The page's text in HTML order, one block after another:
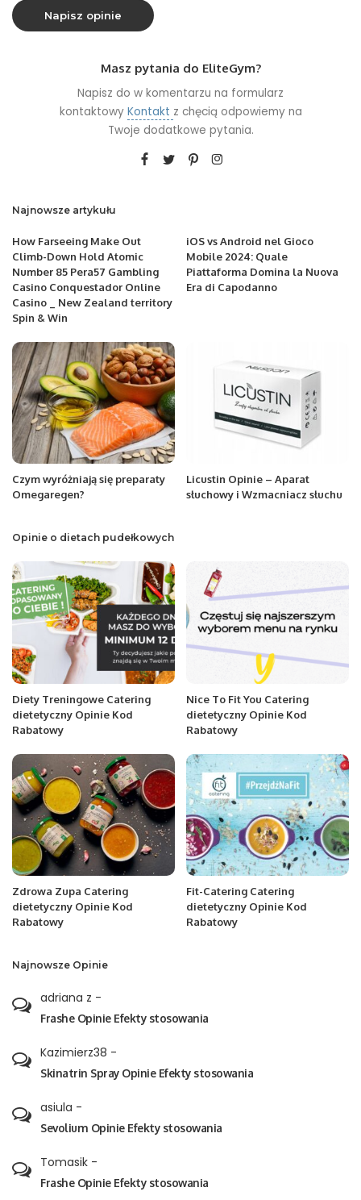
Masz pytania do EliteGym?
Napisz do w komentarzu na formularz
kontaktowy Kontakt z chęcią odpowiemy na
Twoje dodatkowe pytania.
Najnowsze artykułu
How Farseeing Make Out
Climb-Down Hold Atomic
Number 85 Pera57 Gambling
Casino Conquestador Online
Casino _ New Zealand territory
Spin & Win
iOS vs Android nel Gioco
Mobile 2024: Quale
Piattaforma Domina la Nuova
Era di Capodanno
Czym wyróżniają się preparaty
Omegaregen?
Licustin Opinie – Aparat
słuchowy i Wzmacniacz słuchu
Opinie o dietach pudełkowych
Diety Treningowe Catering
dietetyczny Opinie Kod
Rabatowy
Nice To Fit You Catering
dietetyczny Opinie Kod
Rabatowy
Zdrowa Zupa Catering
dietetyczny Opinie Kod
Rabatowy
Fit-Catering Catering
dietetyczny Opinie Kod
Rabatowy
Najnowsze Opinie
adriana z -
Frashe Opinie Efekty stosowania
Kazimierz38 -
Skinatrin Spray Opinie Efekty stosowania
asiula -
Sevolium Opinie Efekty stosowania
Tomasik -
Frashe Opinie Efekty stosowania